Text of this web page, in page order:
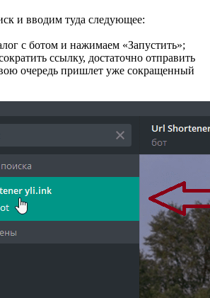
и вводим туда следующее:
с ботом и нажимаем «Запустить»;
ссылку, достаточно отправить
очередь пришлет уже сокращенный